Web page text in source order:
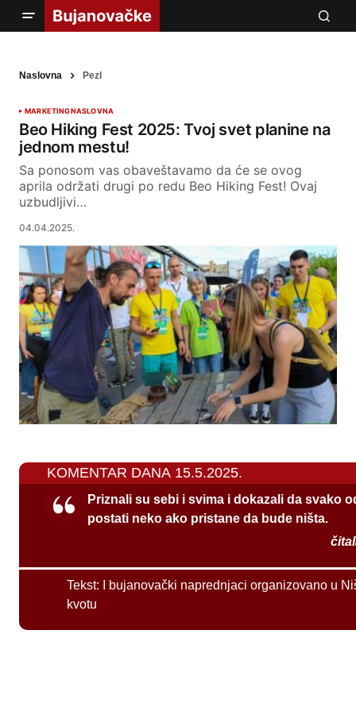
Naslovna Pezl
MARKETINGNASLOVNA
Beo Hiking Fest 2025: Tvoj svet planine na
jednom mestu!
Sa ponosom vas obaveštavamo da će se ovog
aprila održati drugi po redu Beo Hiking Fest! Ovaj
uzbudljivi…
04.04.2025.
KOMENTAR DANA 15.5.2025.
Priznali su sebi i svima i dokazali da svako
postati neko ako pristane da bude ništa.
Tekst:
I bujanovački naprednjaci organizovano u
kvotu